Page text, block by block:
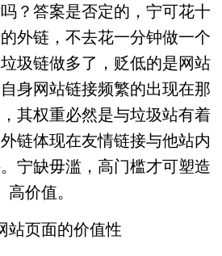
？答案是否定的，宁可花十
外链，不去花一分钟做一个
圾链做多了，贬低的是网站
身网站链接频繁的出现在那
其权重必然是与垃圾站有着
链体现在友情链接与他站内
宁缺毋滥，高门槛才可塑造
高价值。
站页面的价值性